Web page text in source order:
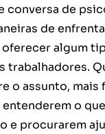
conversa de
de
algum
trabalhadores.
o assunto, mais
entenderem o
e procurarem